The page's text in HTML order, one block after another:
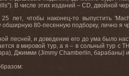
”). В числе этих изданий – CD, двойной
25 лет, чтобы наконец-то выпустить '
обширную 80-песенную подборку, лично я
песней, и доведение его до ума было
в мировой тур, а я – в сольный тур с
Джимми (Jimmy Chamberlin, барабаны)